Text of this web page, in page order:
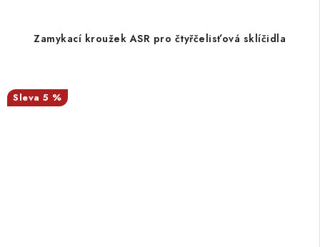
Zamykací kroužek ASR pro čtyřčelisťová sklíčidla
5 %